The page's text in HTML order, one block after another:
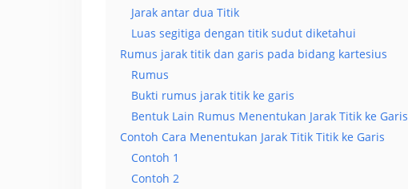
Jarak antar dua Titik
Luas segitiga dengan titik sudut diketahui
Rumus jarak titik dan garis pada bidang kartesius
Rumus
Bukti rumus jarak titik ke garis
Bentuk Lain Rumus Menentukan Jarak Titik ke Garis
Contoh Cara Menentukan Jarak Titik Titik ke Garis
Contoh 1
Contoh 2